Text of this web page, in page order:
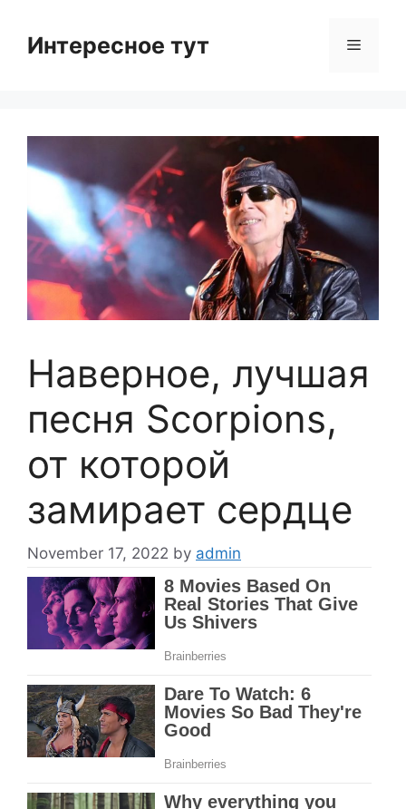
contentИнтересное тут Menu
Наверное, лучшая
песня Scorpions,
от которой
замирает сердце
November 17, 2022 by admin